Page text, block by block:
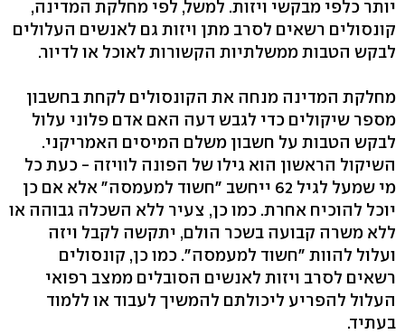
יותר כלפי מבקשי ויזות. למשל, לפי מחלקת המדינה,
קונסולים רשאים לסרב מתן ויזות גם לאנשים העלולים
לבקש הטבות ממשלתיות הקשורות לאוכל או לדיור.
מחלקת המדינה מנחה את הקונסולים לקחת בחשבון
מספר שיקולים כדי לגבש דעה האם אדם פלוני עלול
לבקש הטבות על חשבון משלם המיסים האמריקני.
השיקול הראשון הוא גילו של הפונה לוויזה - כעת כל
מי שמעל לגיל 62 ייחשב "חשוד למעמסה" אלא אם כן
יוכל להוכיח אחרת. כמו כן, צעיר ללא השכלה גבוהה או
ללא משרה קבועה בשכר הולם, יתקשה לקבל ויזה
ועלול להוות "חשוד למעמסה". כמו כן, קונסולים
רשאים לסרב ויזות לאנשים הסובלים ממצב רפואי
העלול להפריע ליכולתם להמשיך לעבוד או ללמוד
בעתיד.